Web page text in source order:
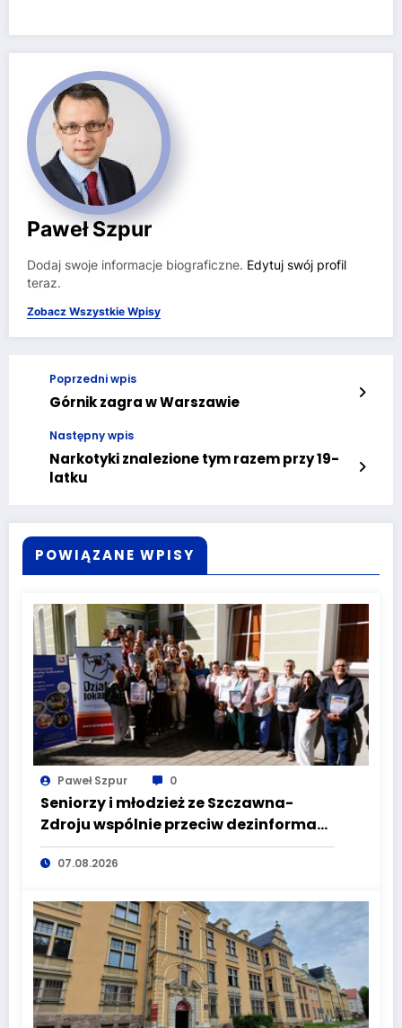
Paweł Szpur
Dodaj swoje informacje biograficzne. Edytuj swój profil
teraz.
Zobacz Wszystkie Wpisy
Poprzedni wpis
Górnik zagra w Warszawie
Następny wpis
Narkotyki znalezione tym razem przy 19-
latku
POWIĄZANE WPISY
Paweł Szpur 0
Seniorzy i młodzież ze Szczawna-
Zdroju wspólnie przeciw dezinformacji
i manipulacji
07.08.2026